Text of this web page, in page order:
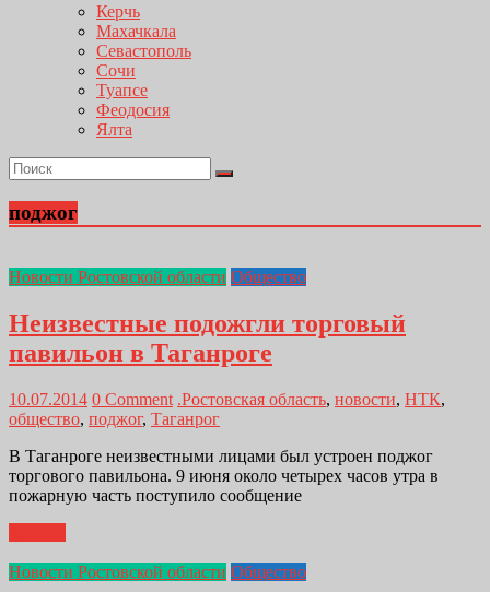
Керчь
Махачкала
Севастополь
Сочи
Туапсе
Феодосия
Ялта
поджог
Новости Ростовской области Общество
Неизвестные подожгли торговый
павильон в Таганроге
10.07.2014 0 Comment .Ростовская область, новости, НТК,
общество, поджог, Таганрог
В Таганроге неизвестными лицами был устроен поджог
торгового павильона. 9 июня около четырех часов утра в
пожарную часть поступило сообщение
Новости Ростовской области Общество